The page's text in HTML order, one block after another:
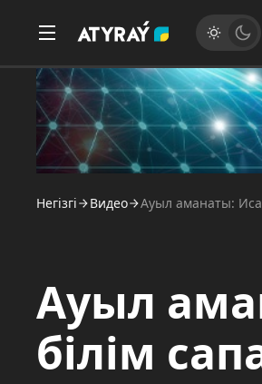
Негізгі Видео Ауыл аманаты:
Ауыл
білім